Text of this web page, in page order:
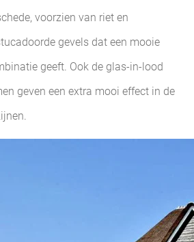
voorzien van riet en
gevels dat een mooie
geeft. Ook de glas-in-lood
geven een extra mooi effect in de